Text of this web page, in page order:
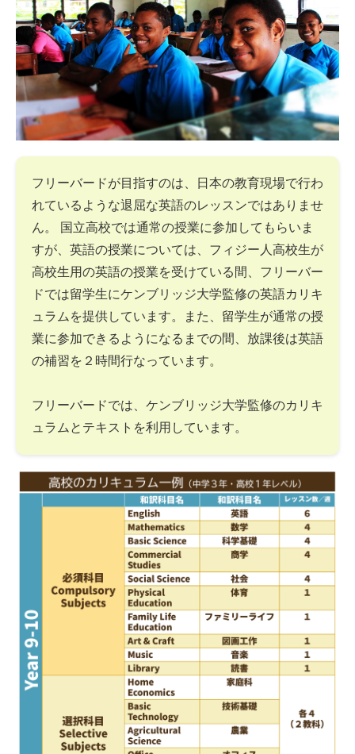
フリーバードが目指すのは、日本の教育現場で行わ
れているような退屈な英語のレッスンではありませ
ん。 国立高校では通常の授業に参加してもらいま
すが、英語の授業については、フィジー人高校生が
高校生用の英語の授業を受けている間、フリーバー
ドでは留学生にケンブリッジ大学監修の英語カリキ
ュラムを提供しています。また、留学生が通常の授
業に参加できるようになるまでの間、放課後は英語
の補習を２時間行なっています。
フリーバードでは、ケンブリッジ大学監修のカリキ
ュラムとテキストを利用しています。